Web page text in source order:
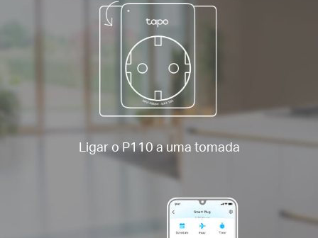
Ligar o P110 a uma tomada